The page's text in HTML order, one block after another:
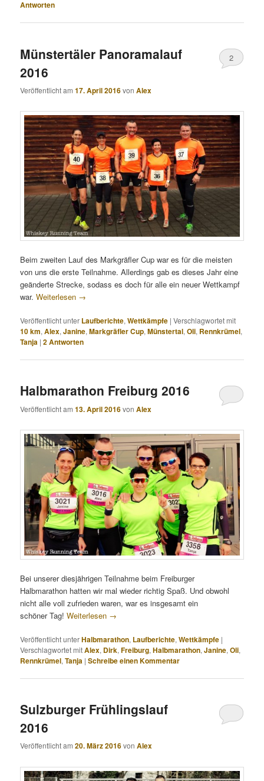
Antworten
Münstertäler Panoramalauf
2016
Veröffentlicht am17. April 2016vonAlex
2
Beim zweiten Lauf des Markgräfler Cup war es für die meisten
von uns die erste Teilnahme. Allerdings gab es dieses Jahr eine
geänderte Strecke, sodass es doch für alle ein neuer Wettkampf
war.Weiterlesen →
Veröffentlicht unter Laufberichte,Wettkämpfe |Verschlagwortet mit
10 km,Alex,Janine,Markgräfler Cup,Münstertal,Oli, Rennkrümel,
Tanja |2Antworten
Halbmarathon Freiburg 2016
Veröffentlicht am13. April 2016vonAlex
Bei unserer diesjährigen Teilnahme beim Freiburger
Halbmarathon hatten wir mal wieder richtig Spaß. Und obwohl
nicht alle voll zufrieden waren, war es insgesamt ein
schöner Tag!Weiterlesen →
Veröffentlicht unterHalbmarathon, Laufberichte,Wettkämpfe |
Verschlagwortet mitAlex, Dirk,Freiburg,Halbmarathon,Janine,Oli,
Rennkrümel,Tanja |Schreibe einen Kommentar
Sulzburger Frühlingslauf
2016
Veröffentlicht am20. März 2016vonAlex